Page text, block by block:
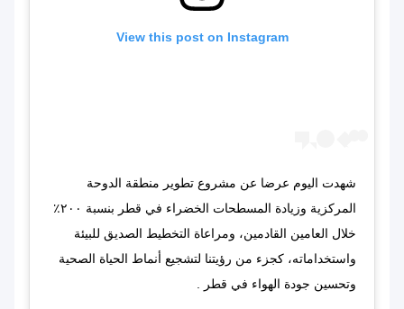
View this post on Instagram
شهدت اليوم عرضا عن مشروع تطوير منطقة الدوحة
المركزية وزيادة المسطحات الخضراء في قطر بنسبة ٢٠٠٪؜
خلال العامين القادمين، ومراعاة التخطيط الصديق للبيئة
واستخداماته، كجزء من رؤيتنا لتشجيع أنماط الحياة الصحية
وتحسين جودة الهواء في قطر .